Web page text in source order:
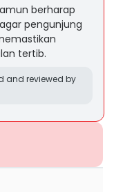
berharap
pengunjung
tertib.
and reviewed by